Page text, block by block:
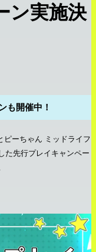
ン実施決
も開催中！
ピーちゃん ミッドライフ
た先行プレイキャンペー